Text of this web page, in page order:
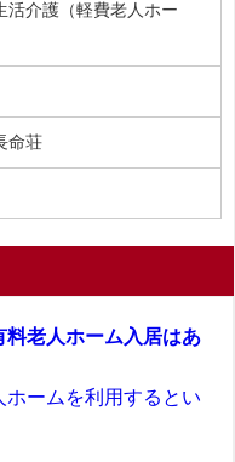
活介護（軽費老人ホー
命荘
老人ホーム入居はあ
ームを利用するとい